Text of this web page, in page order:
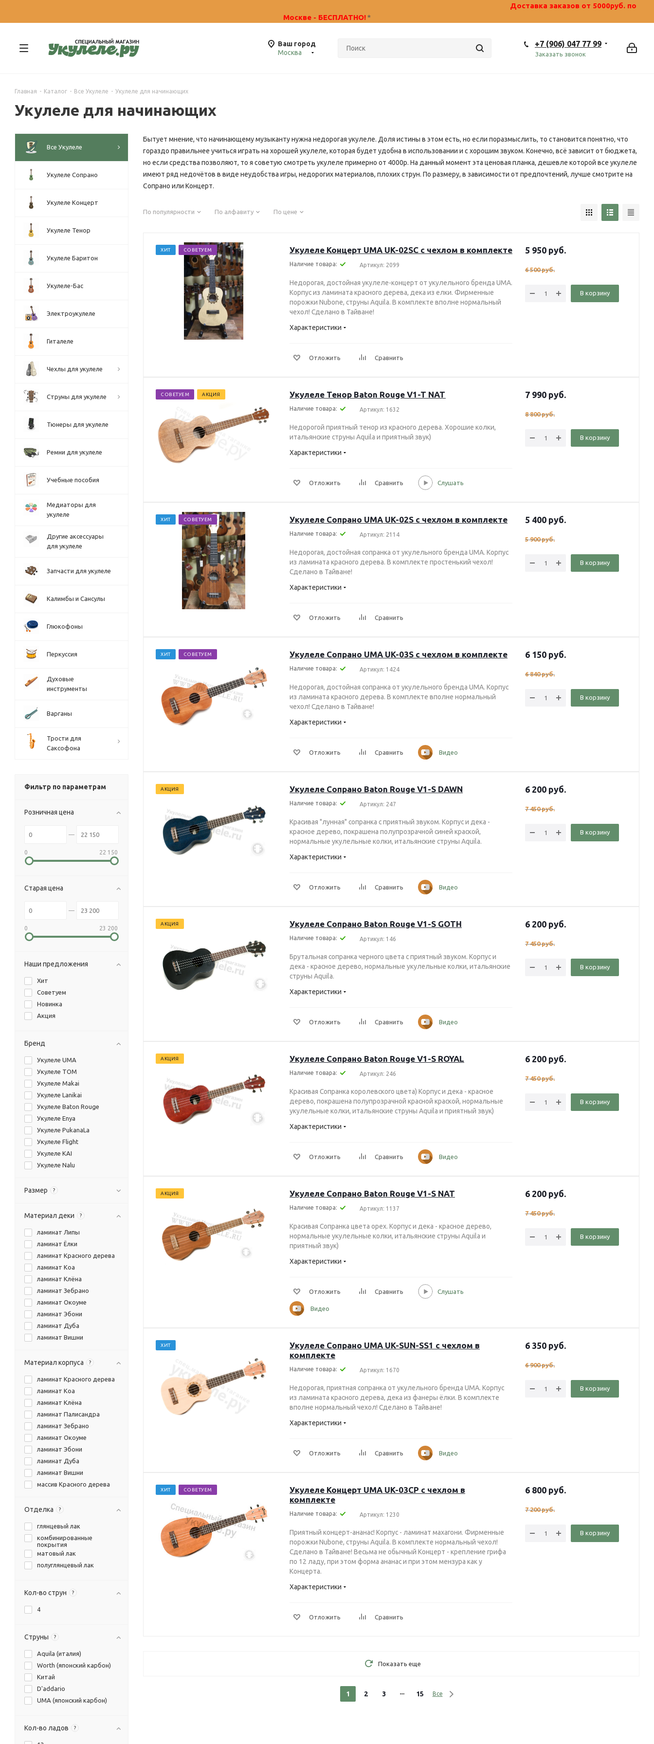
Доставка заказов от 5000руб. по
Москве - БЕСПЛАТНО!*
Ваш город
Москва
+7 (906) 047 77 99
Заказать звонок
Главная - Каталог - Все Укулеле - Укулеле для начинающих
Укулеле для начинающих
Бытует мнение, что начинающему музыканту нужна недорогая укулеле. Доля истины в этом есть, но если поразмыслить, то становится понятно, что
гораздо правильнее учиться играть на хорошей укулеле, которая будет удобна в использовании и с хорошим звуком. Конечно, всё зависит от бюджета,
но если средства позволяют, то я советую смотреть укулеле примерно от 4000р. На данный момент эта ценовая планка, дешевле которой все укулеле
имеют ряд недочётов в виде неудобства игры, недорогих материалов, плохих струн. По размеру, в зависимости от предпочтений, лучше смотрите на
Сопрано или Концерт.
По популярности По алфавиту По цене
ХИТ СОВЕТУЕМ Укулеле Концерт UMA UK-02SC с чехлом в комплекте
Наличие товара: Артикул: 2099
Недорогая, достойная укулеле-концерт от укулельного бренда UMA.
Корпус из ламината красного дерева, дека из елки. Фирменные
порожки Nubone, струны Aquila. В комплекте вполне нормальный
чехол! Сделано в Тайване!
Характеристики
Отложить Сравнить
5 950 руб.
6 500руб.
В корзину
СОВЕТУЕМ АКЦИЯ Укулеле Тенор Baton Rouge V1-T NAT
Наличие товара: Артикул: 1632
Недорогой приятный тенор из красного дерева. Хорошие колки,
итальянские струны Aquila и приятный звук)
Характеристики
Отложить Сравнить Слушать
7 990 руб.
8 800руб.
В корзину
ХИТ СОВЕТУЕМ Укулеле Сопрано UMA UK-02S с чехлом в комплекте
Наличие товара: Артикул: 2114
Недорогая, достойная сопранка от укулельного бренда UMA. Корпус
из ламината красного дерева. В комплекте простенький чехол!
Сделано в Тайване!
Характеристики
Отложить Сравнить
5 400 руб.
5 900руб.
В корзину
ХИТ СОВЕТУЕМ Укулеле Сопрано UMA UK-03S с чехлом в комплекте
Наличие товара: Артикул: 1424
Недорогая, достойная сопранка от укулельного бренда UMA. Корпус
из ламината красного дерева. В комплекте вполне нормальный
чехол! Сделано в Тайване!
Характеристики
Отложить Сравнить Видео
6 150 руб.
6 840руб.
В корзину
АКЦИЯ Укулеле Сопрано Baton Rouge V1-S DAWN
Наличие товара: Артикул: 247
Красивая "лунная" сопранка с приятный звуком. Корпус и дека -
красное дерево, покрашена полупрозрачной синей краской,
нормальные укулельные колки, итальянские струны Aquila.
Характеристики
Отложить Сравнить Видео
6 200 руб.
7 450руб.
В корзину
АКЦИЯ Укулеле Сопрано Baton Rouge V1-S GOTH
Наличие товара: Артикул: 146
Брутальная сопранка черного цвета с приятный звуком. Корпус и
дека - красное дерево, нормальные укулельные колки, итальянские
струны Aquila.
Характеристики
Отложить Сравнить Видео
6 200 руб.
7 450руб.
В корзину
АКЦИЯ Укулеле Сопрано Baton Rouge V1-S ROYAL
Наличие товара: Артикул: 246
Красивая Cопранка королевского цвета) Корпус и дека - красное
дерево, покрашена полупрозрачной красной краской, нормальные
укулельные колки, итальянские струны Aquila и приятный звук)
Характеристики
Отложить Сравнить Видео
6 200 руб.
7 450руб.
В корзину
АКЦИЯ Укулеле Сопрано Baton Rouge V1-S NAT
Наличие товара: Артикул: 1137
Красивая Cопранка цвета орех. Корпус и дека - красное дерево,
нормальные укулельные колки, итальянские струны Aquila и
приятный звук)
Характеристики
Отложить Сравнить Слушать
Видео
6 200 руб.
7 450руб.
В корзину
ХИТ
Укулеле Сопрано UMA UK-SUN-SS1 с чехлом в
комплекте
Наличие товара: Артикул: 1670
Недорогая, приятная сопранка от укулельного бренда UMA. Корпус
из ламината красного дерева, дека из фанеры ёлки. В комплекте
вполне нормальный чехол! Сделано в Тайване!
Характеристики
Отложить Сравнить Видео
6 350 руб.
6 900руб.
В корзину
ХИТ СОВЕТУЕМ
Укулеле Концерт UMA UK-03CP с чехлом в
комплекте
Наличие товара: Артикул: 1230
Приятный концерт-ананас! Корпус - ламинат махагони. Фирменные
порожки Nubone, струны Aquila. В комплекте нормальный чехол!
Сделано в Тайване! Весьма не обычный Концерт - крепление грифа
по 12 ладу, при этом форма ананас и при этом мензура как у
Концерта.
Характеристики
Отложить Сравнить
6 800 руб.
7 200руб.
В корзину
Показать еще
1 2 3 15 Все
Все Укулеле
Укулеле Сопрано
Укулеле Концерт
Укулеле Тенор
Укулеле Баритон
Укулеле-Бас
Электроукулеле
Гиталеле
Чехлы для укулеле
Струны для укулеле
Тюнеры для укулеле
Ремни для укулеле
Учебные пособия
Медиаторы для
укулеле
Другие аксессуары
для укулеле
Запчасти для укулеле
Калимбы и Сансулы
Глюкофоны
Перкуссия
Духовые
инструменты
Варганы
Трости для
Саксофона
Фильтр по параметрам
Розничная цена
0 22 150
Старая цена
0 23 200
Наши предложения
Хит
Советуем
Новинка
Акция
Бренд
Укулеле UMA
Укулеле TOM
Укулеле Makai
Укулеле Lanikai
Укулеле Baton Rouge
Укулеле Enya
Укулеле PukanaLa
Укулеле Flight
Укулеле KAI
Укулеле Nalu
Размер ?
Материал деки ?
ламинат Липы
ламинат Ёлки
ламинат Красного дерева
ламинат Коа
ламинат Клёна
ламинат Зебрано
ламинат Окоуме
ламинат Эбони
ламинат Дуба
ламинат Вишни
массив Красного дерева
массив дерева Коа
Материал корпуса ?
ламинат Красного дерева
ламинат Коа
ламинат Клёна
ламинат Палисандра
ламинат Зебрано
ламинат Окоуме
ламинат Эбони
ламинат Дуба
ламинат Вишни
массив Красного дерева
Отделка ?
глянцевый лак
комбинированные
покрытия
матовый лак
полуглянцевый лак
Кол-во струн ?
4
Струны ?
Aquila (италия)
Worth (японский карбон)
Китай
D'addario
UMA (японский карбон)
Кол-во ладов ?